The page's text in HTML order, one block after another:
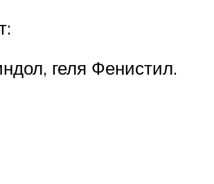
геля Фенистил.